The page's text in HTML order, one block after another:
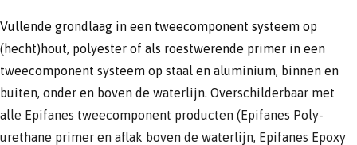
Vullende grondlaag in een tweecomponent systeem op
(hecht)hout, polyester of als roestwerende primer in een
tweecomponent systeem op staal en aluminium, binnen en
buiten, onder en boven de waterlijn. Overschilderbaar met
alle Epifanes tweecomponent producten (Epifanes Poly-
urethane primer en aflak boven de waterlijn, Epifanes Epoxy